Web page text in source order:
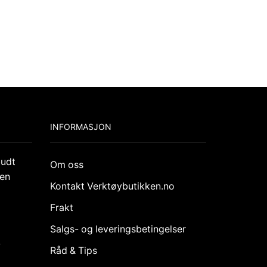
INFORMASJON
Om oss
Kontakt Verktøybutikken.no
Frakt
Salgs- og leveringsbetingelser
Råd & Tips